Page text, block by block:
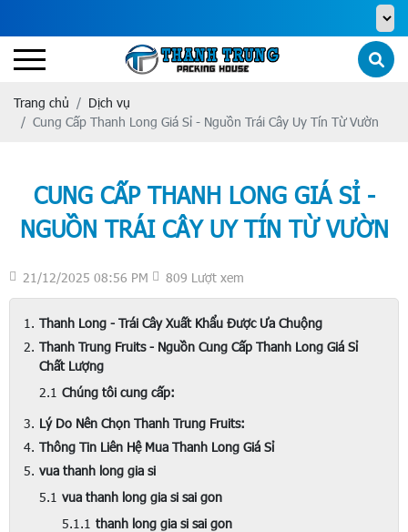
Trang chủ
Dịch vụ
Cung Cấp Thanh Long Giá Sỉ - Nguồn Trái Cây Uy Tín Từ Vườn
CUNG CẤP THANH LONG GIÁ SỈ -
NGUỒN TRÁI CÂY UY TÍN TỪ VƯỜN
21/12/2025 08:56 PM 809 Lượt xem
Thanh Long - Trái Cây Xuất Khẩu Được Ưa Chuộng
Thanh Trung Fruits - Nguồn Cung Cấp Thanh Long Giá Sỉ
Chất Lượng
Chúng tôi cung cấp:
Lý Do Nên Chọn Thanh Trung Fruits:
Thông Tin Liên Hệ Mua Thanh Long Giá Sỉ
vua thanh long gia si
vua thanh long gia si sai gon
thanh long gia si sai gon